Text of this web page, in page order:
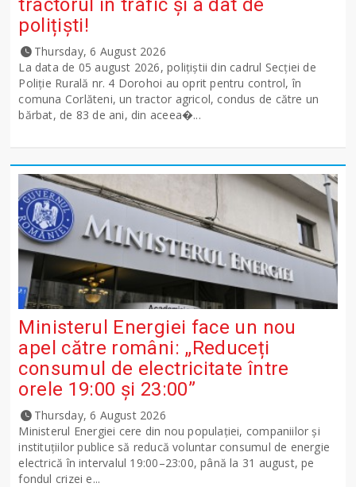
polițiști!
Thursday, 6 August 2026
La data de 05 august 2026, polițiștii din cadrul Secției de
Poliție Rurală nr. 4 Dorohoi au oprit pentru control, în
comuna Corlăteni, un tractor agricol, condus de către un
bărbat, de 83 de ani, din aceea�...
Ministerul Energiei face un nou
apel către români: „Reduceți
consumul de electricitate între
orele 19:00 și 23:00”
Thursday, 6 August 2026
Ministerul Energiei cere din nou populației, companiilor și
instituțiilor publice să reducă voluntar consumul de energie
electrică în intervalul 19:00–23:00, până la 31 august, pe
fondul crizei e...